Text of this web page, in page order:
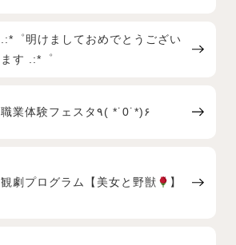
.:*゜明けましておめでとうござい
ます .:*゜
職業体験フェスタ٩( *˙0˙*)۶
観劇プログラム【美女と野獣 】